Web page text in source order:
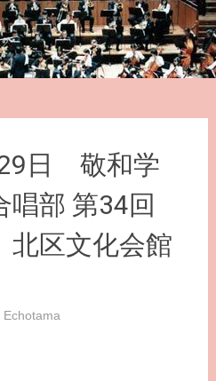
日 敬和学
唱部 第34回
区文化会館
Echotama